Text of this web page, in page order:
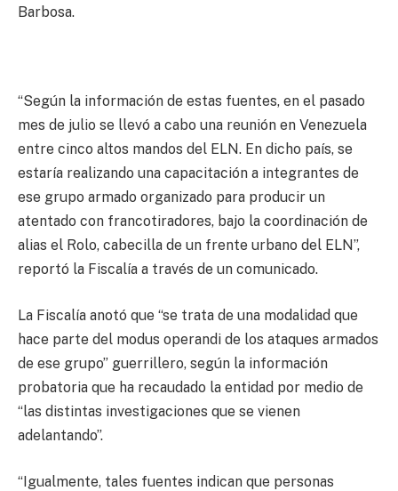
Barbosa.
“Según la información de estas fuentes, en el pasado
mes de julio se llevó a cabo una reunión en Venezuela
entre cinco altos mandos del ELN. En dicho país, se
estaría realizando una capacitación a integrantes de
ese grupo armado organizado para producir un
atentado con francotiradores, bajo la coordinación de
alias el Rolo, cabecilla de un frente urbano del ELN”,
reportó la Fiscalía a través de un comunicado.
La Fiscalía anotó que “se trata de una modalidad que
hace parte del modus operandi de los ataques armados
de ese grupo” guerrillero, según la información
probatoria que ha recaudado la entidad por medio de
“las distintas investigaciones que se vienen
adelantando”.
“Igualmente, tales fuentes indican que personas